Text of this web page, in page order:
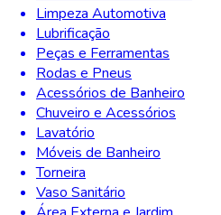
Limpeza Automotiva
Lubrificação
Peças e Ferramentas
Rodas e Pneus
Acessórios de Banheiro
Chuveiro e Acessórios
Lavatório
Móveis de Banheiro
Torneira
Vaso Sanitário